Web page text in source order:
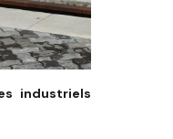
industriels